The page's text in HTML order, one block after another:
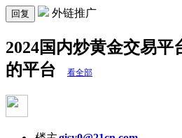
回复 外链推广
2024国内炒黄金交易平
的平台
看全部